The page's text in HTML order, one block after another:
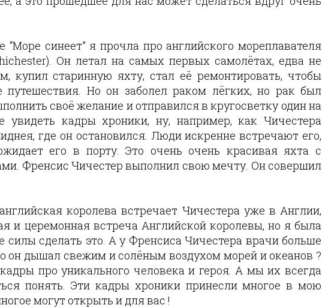
синеет” я прочла про английского мореплавателя
Он летал на самых первых самолётах, едва не
купил старинную яхту, стал её ремонтировать, чтобы
путешествия. Но он заболел раком лёгких, но рак был
своё желание и отправился в кругосветку один на
кадры хроники, ну, например, как Чичестера
где он остановился. Люди искренне встречают его,
его в порту. Это очень очень красивая яхта с
Френсис Чичестер выполнил свою мечту. Он совершил
королева встречает Чичестера уже в Англии,
и церемонная встреча Английской королевы, но я была
силы сделать это. А у Френсиса Чичестера врачи больше
он дышал свежим и солёным воздухом морей и океанов ?
про уникального человека и героя. А мы их всегда
понять. Эти кадры хроники принесли многое в мою
могут открыть и для вас !